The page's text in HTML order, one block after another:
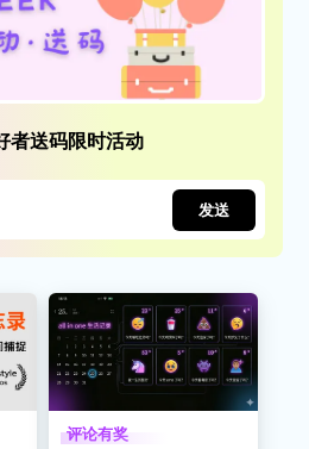
者送码限时活动
发送
评论有奖